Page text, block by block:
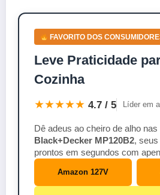
FAVORITO DOS
Leve Praticidade
Cozinha
★★★★★ 4.7 / 5 Líder em
Dê adeus ao cheiro de alho
Black+Decker MP120B2,
prontos em segundos com
Amazon 127V